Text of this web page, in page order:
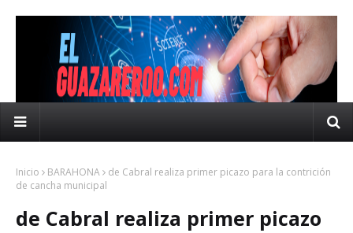
Inicio BARAHONA
de Cabral realiza primer picazo para la contrición
de cancha municipal
de Cabral realiza primer picazo